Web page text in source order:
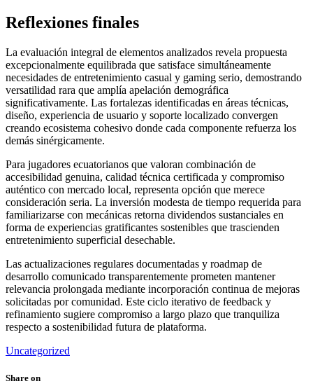
Reflexiones finales
La evaluación integral de elementos analizados revela propuesta
excepcionalmente equilibrada que satisface simultáneamente
necesidades de entretenimiento casual y gaming serio, demostrando
versatilidad rara que amplía apelación demográfica
significativamente. Las fortalezas identificadas en áreas técnicas,
diseño, experiencia de usuario y soporte localizado convergen
creando ecosistema cohesivo donde cada componente refuerza los
demás sinérgicamente.
Para jugadores ecuatorianos que valoran combinación de
accesibilidad genuina, calidad técnica certificada y compromiso
auténtico con mercado local, representa opción que merece
consideración seria. La inversión modesta de tiempo requerida para
familiarizarse con mecánicas retorna dividendos sustanciales en
forma de experiencias gratificantes sostenibles que trascienden
entretenimiento superficial desechable.
Las actualizaciones regulares documentadas y roadmap de
desarrollo comunicado transparentemente prometen mantener
relevancia prolongada mediante incorporación continua de mejoras
solicitadas por comunidad. Este ciclo iterativo de feedback y
refinamiento sugiere compromiso a largo plazo que tranquiliza
respecto a sostenibilidad futura de plataforma.
Uncategorized
Share on